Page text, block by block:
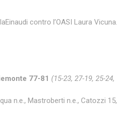
contro l’OASI Laura Vicuna.
77-81 (15-23, 27-19, 25-24,
n.e., Mastroberti n.e., Catozzi